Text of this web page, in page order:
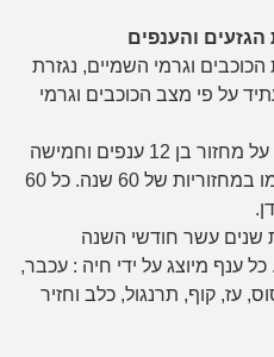
הגזעים והענפים
וגרמי השמיים, נגזרת
על פי מצב הכוכבים וגרמי
ספירת השנים הסיניות מבוססת על מחזור בן 12 ענפים וחמישה
גזעים , כך שהשילוב חוזר על עצמו במחזוריות של 60 שנה. כל 60
שנים עשר חודשי השנה
של 12 שנים. כל ענף מיוצג על ידי חיה : עכבר,
עז, קוף, תרנגול, כלב וחזיר